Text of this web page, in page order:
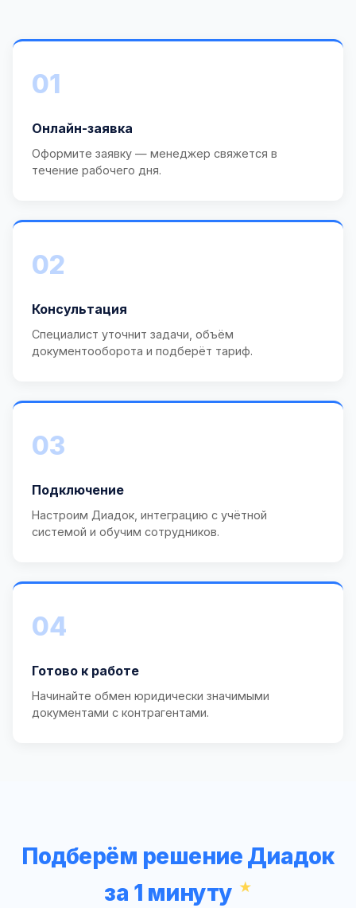
01
Онлайн-заявка
Оформите заявку — менеджер свяжется в
течение рабочего дня.
02
Консультация
Специалист уточнит задачи, объём
документооборота и подберёт тариф.
03
Подключение
Настроим Диадок, интеграцию с учётной
системой и обучим сотрудников.
04
Готово к работе
Начинайте обмен юридически значимыми
документами с контрагентами.
Подберём решение Диадок
за 1 минуту